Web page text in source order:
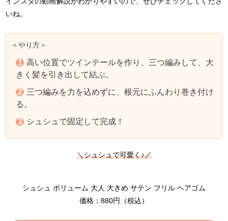
いね。
＜やり方＞
高い位置でツインテールを作り、三つ編みして、大
きく髪を引き出して結ぶ。
三つ編みを力を込めずに、根元にふんわり巻き付け
る。
シュシュで固定して完成！
＼シュシュで可愛く♪／
シュシュ ボリューム 大人 大きめ サテン フリル ヘアゴム
価格：880円（税込）